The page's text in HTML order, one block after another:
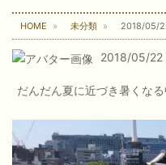
HOME 未分類 2018/05/
2018/05/22
だんだん夏に近づき暑くな